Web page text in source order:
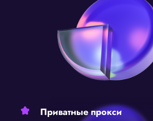
Приватные прокси